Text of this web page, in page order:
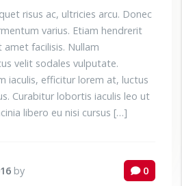
risus ac, ultricies arcu. Donec
varius. Etiam hendrerit
facilisis. Nullam
velit sodales vulputate.
iaculis, efficitur lorem at, luctus
Curabitur lobortis iaculis leo ut
libero eu nisi cursus […]
by 0